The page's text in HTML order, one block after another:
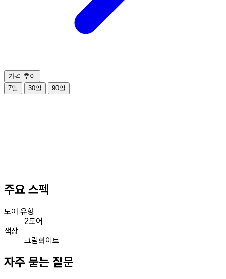
가격 추이
7일
30일 90일
주요 스펙
도어 유형
2도어
색상
크림화이트
자주 묻는 질문